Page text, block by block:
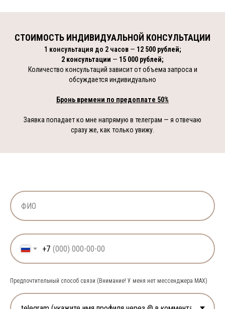
СТОИМОСТЬ ИНДИВИДУАЛЬНОЙ КОНСУЛЬТАЦИИ
1 консультация до 2 часов — 12 500 рублей;
2 консультации — 15 000 рублей;
Количество консультаций зависит от объема запроса и
обсуждается индивидуально
Бронь времени по предоплате 50%
Заявка попадает ко мне напрямую в телеграм — я отвечаю
сразу же, как только увижу.
+7
Предпочтительный способ связи (Внимание! У меня нет мессенджера MAX)